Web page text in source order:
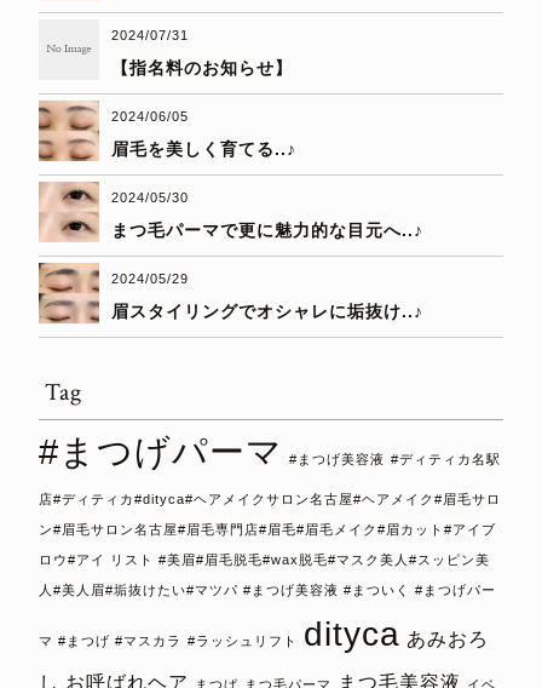
2024/07/31
【指名料のお知らせ】
2024/06/05
眉毛を美しく育てる..♪
2024/05/30
まつ毛パーマで更に魅力的な目元へ..♪
2024/05/29
眉スタイリングでオシャレに垢抜け..♪
Tag
#まつげパーマ #まつげ美容液 #ディティカ名駅
店#ディティカ#dityca#ヘアメイクサロン名古屋#ヘアメイク#眉毛サロ
ン#眉毛サロン名古屋#眉毛専門店#眉毛#眉毛メイク#眉カット#アイブ
ロウ#アイ リスト #美眉#眉毛脱毛#wax脱毛#マスク美人#スッピン美
人#美人眉#垢抜けたい#マツパ #まつげ美容液 #まついく #まつげパー
マ #まつげ #マスカラ #ラッシュリフト dityca あみおろ
し お呼ばれヘア まつぱ まつ毛パーマ まつ毛美容液 イベ